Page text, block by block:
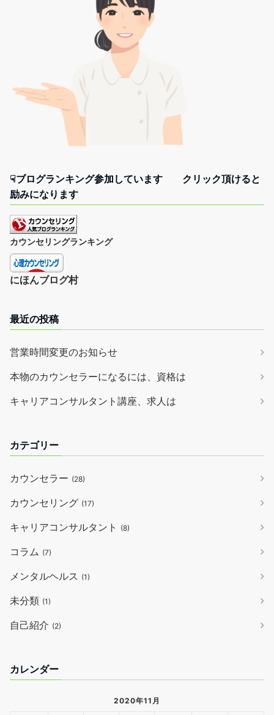
☟ブログランキング参加しています クリック頂けると
励みになります
カウンセリングランキング
にほんブログ村
最近の投稿
営業時間変更のお知らせ
本物のカウンセラーになるには、資格は
キャリアコンサルタント講座、求人は
カテゴリー
カウンセラー (28)
カウンセリング (17)
キャリアコンサルタント (8)
コラム (7)
メンタルヘルス (1)
未分類 (1)
自己紹介 (2)
カレンダー
2020年11月